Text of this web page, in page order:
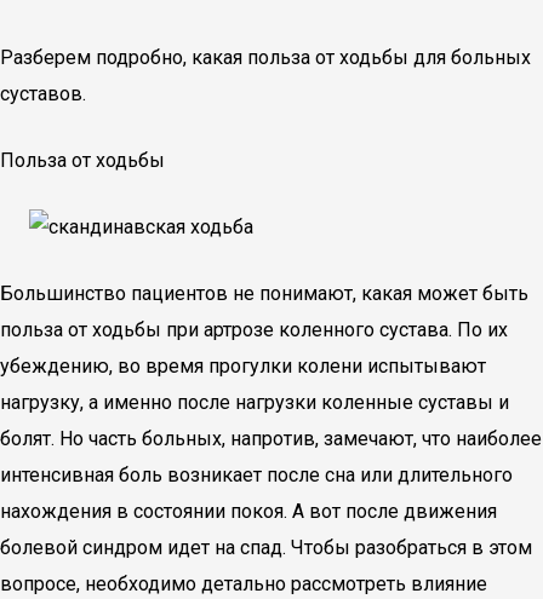
Разберем подробно, какая польза от ходьбы для больных
суставов.
Польза от ходьбы
Большинство пациентов не понимают, какая может быть
польза от ходьбы при артрозе коленного сустава. По их
убеждению, во время прогулки колени испытывают
нагрузку, а именно после нагрузки коленные суставы и
болят. Но часть больных, напротив, замечают, что наиболее
интенсивная боль возникает после сна или длительного
нахождения в состоянии покоя. А вот после движения
болевой синдром идет на спад. Чтобы разобраться в этом
вопросе, необходимо детально рассмотреть влияние